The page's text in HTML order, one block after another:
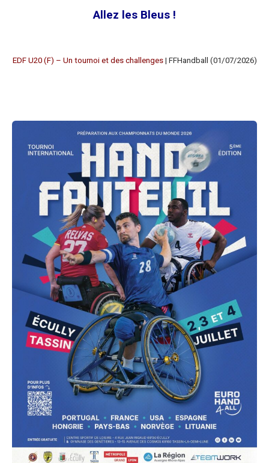
Allez les Bleus !
EDF U20 (F) – Un tournoi et des challenges| FFHandball (01/07/2026)